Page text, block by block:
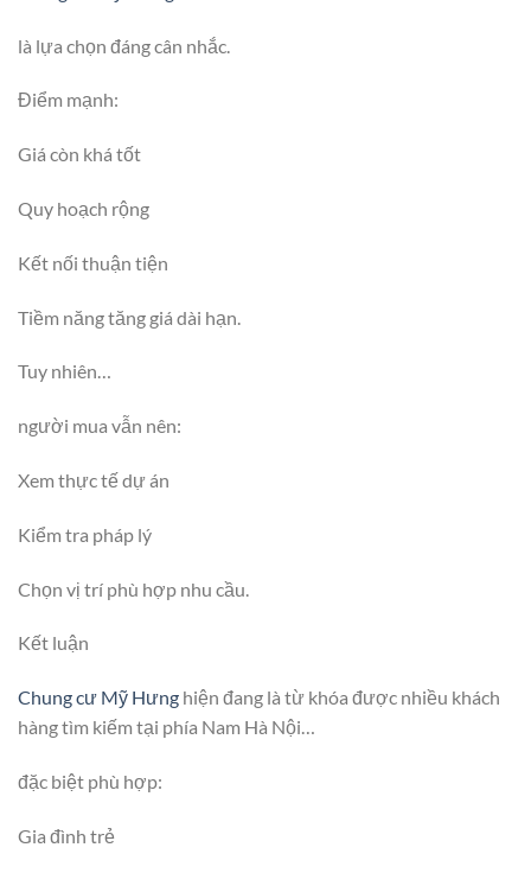
là lựa chọn đáng cân nhắc.
Điểm mạnh:
Giá còn khá tốt
Quy hoạch rộng
Kết nối thuận tiện
Tiềm năng tăng giá dài hạn.
Tuy nhiên…
người mua vẫn nên:
Xem thực tế dự án
Kiểm tra pháp lý
Chọn vị trí phù hợp nhu cầu.
Kết luận
Chung cư Mỹ Hưng hiện đang là từ khóa được nhiều khách
hàng tìm kiếm tại phía Nam Hà Nội…
đặc biệt phù hợp:
Gia đình trẻ